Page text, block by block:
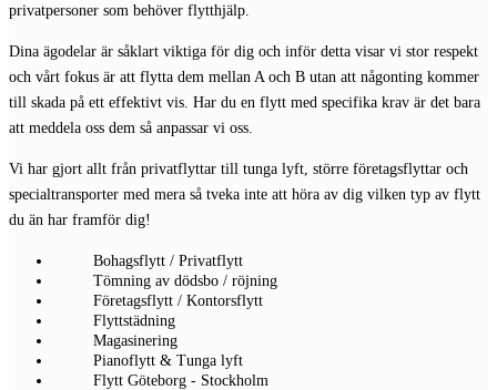
privatpersoner som behöver flytthjälp.
Dina ägodelar är såklart viktiga för dig och inför detta visar vi stor respekt
och vårt fokus är att flytta dem mellan A och B utan att någonting kommer
till skada på ett effektivt vis. Har du en flytt med specifika krav är det bara
att meddela oss dem så anpassar vi oss.
Vi har gjort allt från privatflyttar till tunga lyft, större företagsflyttar och
specialtransporter med mera så tveka inte att höra av dig vilken typ av flytt
du än har framför dig!
Bohagsflytt / Privatflytt
Tömning av dödsbo / röjning
Företagsflytt / Kontorsflytt
Flyttstädning
Magasinering
Pianoflytt & Tunga lyft
Flytt Göteborg - Stockholm